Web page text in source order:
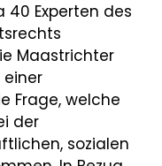
Experten des
Maastrichter
einer
Frage, welche
der
sozialen